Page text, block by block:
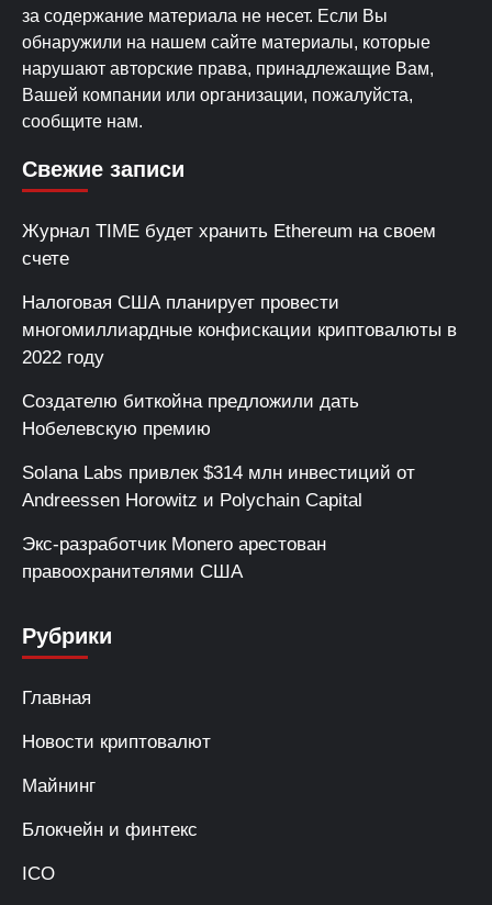
за содержание материала не несет. Если Вы
обнаружили на нашем сайте материалы, которые
нарушают авторские права, принадлежащие Вам,
Вашей компании или организации, пожалуйста,
сообщите нам.
Свежие записи
Журнал TIME будет хранить Ethereum на своем
счете
Налоговая США планирует провести
многомиллиардные конфискации криптовалюты в
2022 году
Создателю биткойна предложили дать
Нобелевскую премию
Solana Labs привлек $314 млн инвестиций от
Andreessen Horowitz и Polychain Capital
Экс-разработчик Monero арестован
правоохранителями США
Рубрики
Главная
Новости криптовалют
Майнинг
Блокчейн и финтекс
ICO